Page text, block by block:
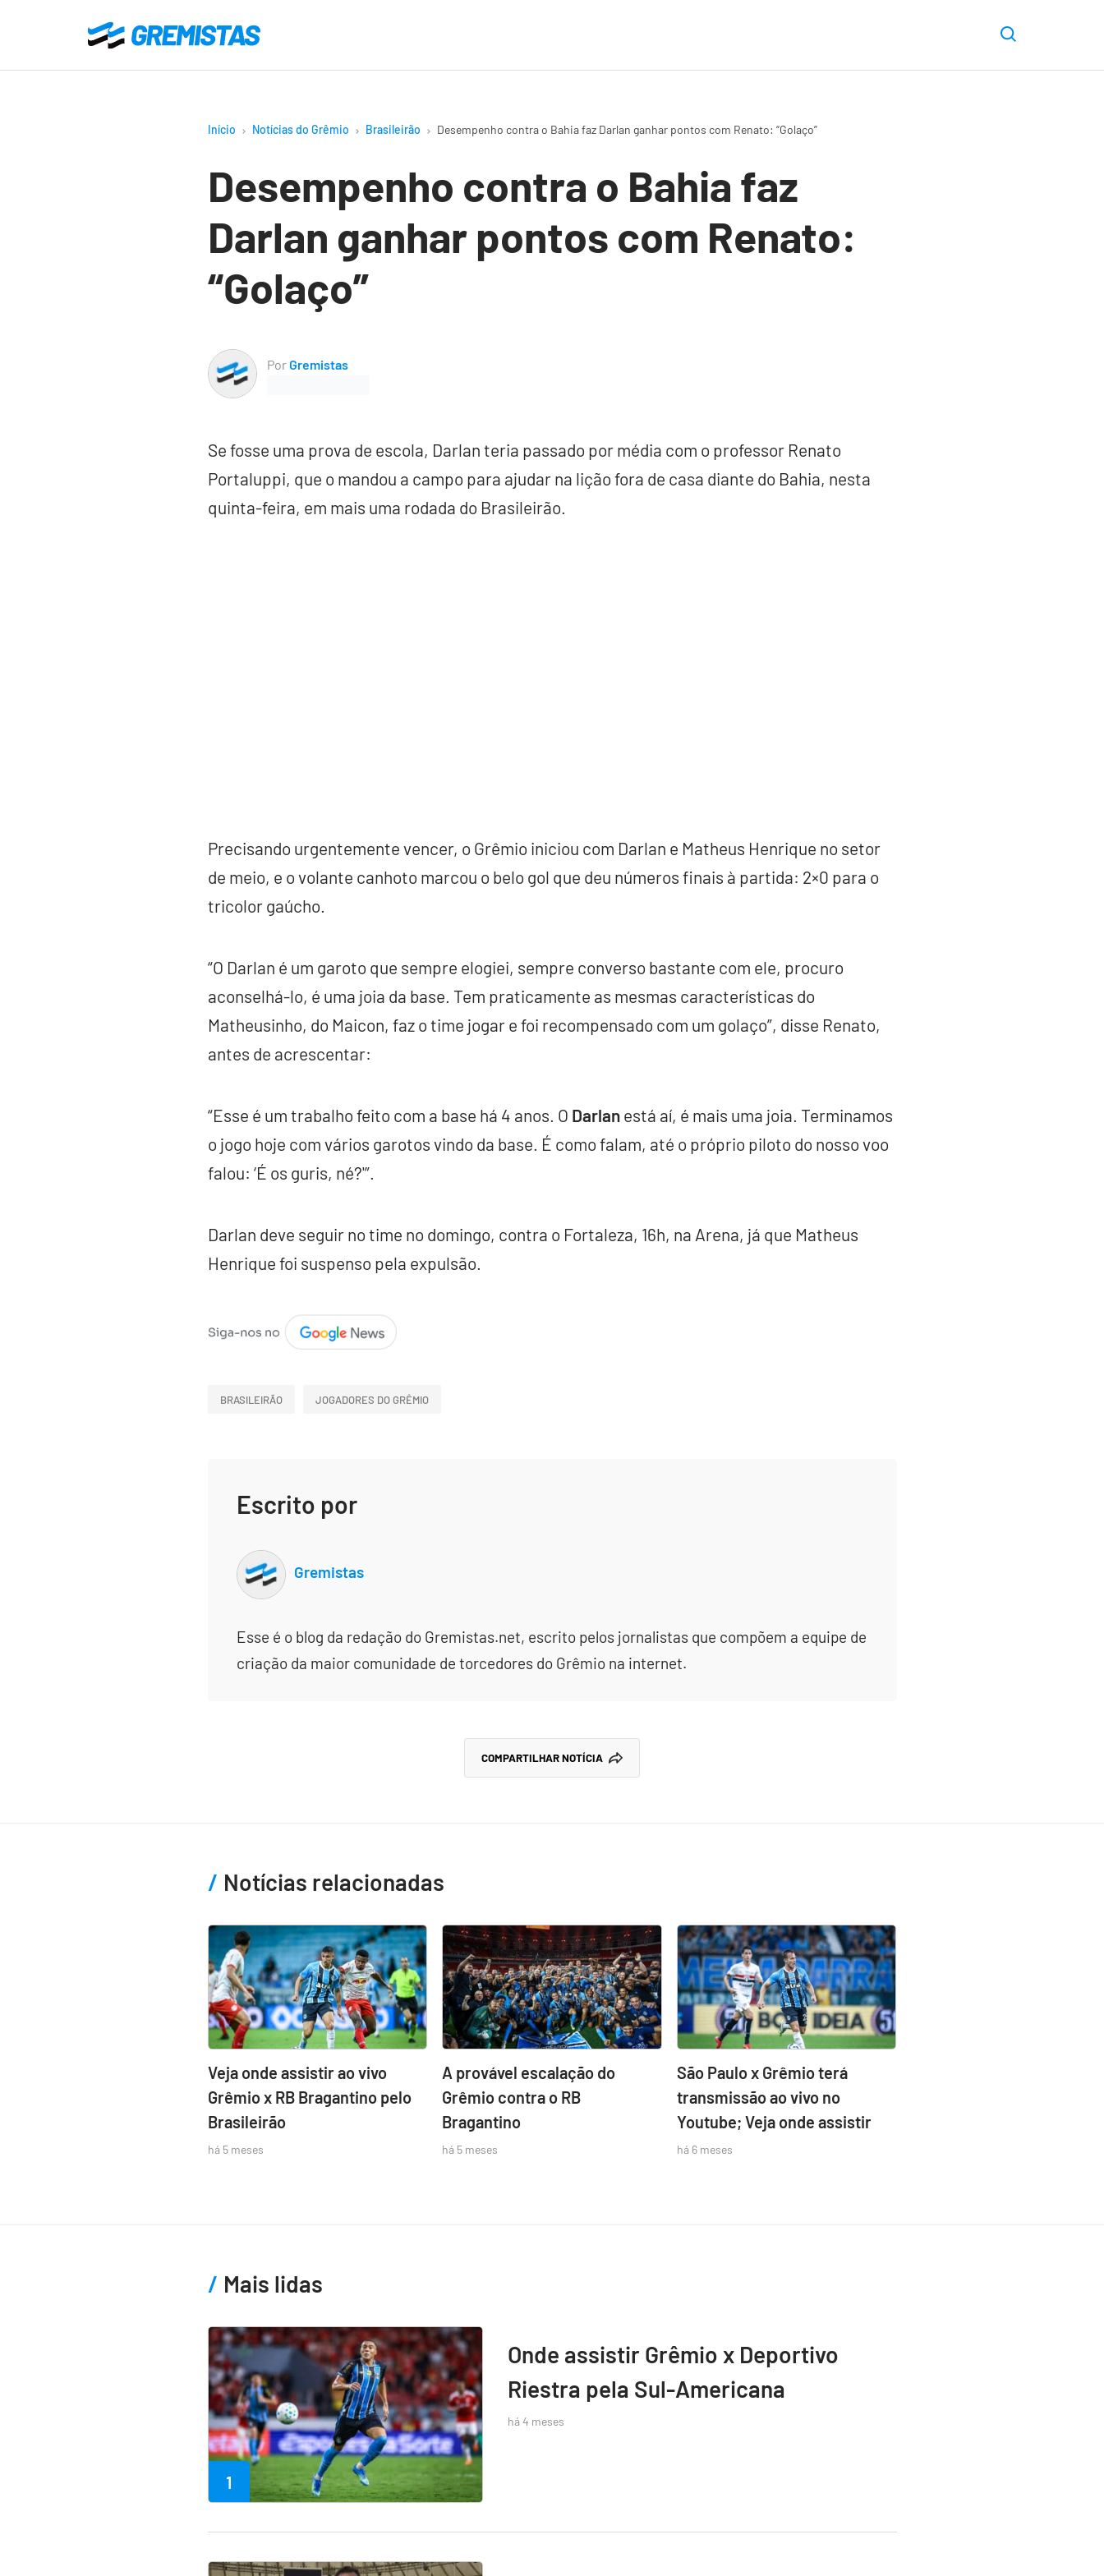
o
Gremistas
Início Notícias do Grêmio Brasileirão Desempenho contra o Bahia faz Darlan ganhar pontos com Renato: “Golaço”
Desempenho contra o Bahia faz
Darlan ganhar pontos com Renato:
“Golaço”
PorGremistas
Se fosse uma prova de escola, Darlan teria passado por média com o professor Renato
Portaluppi, que o mandou a campo para ajudar na lição fora de casa diante do Bahia, nesta
quinta-feira, em mais uma rodada do Brasileirão.
Precisando urgentemente vencer, o Grêmio iniciou com Darlan e Matheus Henrique no setor
de meio, e o volante canhoto marcou o belo gol que deu números finais à partida: 2×0 para o
tricolor gaúcho.
“O Darlan é um garoto que sempre elogiei, sempre converso bastante com ele, procuro
aconselhá-lo, é uma joia da base. Tem praticamente as mesmas características do
Matheusinho, do Maicon, faz o time jogar e foi recompensado com um golaço”, disse Renato,
antes de acrescentar:
“Esse é um trabalho feito com a base há 4 anos. O Darlanestá aí, é mais uma joia. Terminamos
o jogo hoje com vários garotos vindo da base. É como falam, até o próprio piloto do nosso voo
falou: ‘É os guris, né?'”.
Darlan deve seguir no time no domingo, contra o Fortaleza, 16h, na Arena, já que Matheus
Henrique foi suspenso pela expulsão.
BRASILEIRÃO JOGADORES DO GRÊMIO
Escrito por
Gremistas
Esse é o blog da redação do Gremistas.net, escrito pelos jornalistas que compõem a equipe de
criação da maior comunidade de torcedores do Grêmio na internet.
COMPARTILHAR NOTÍCIA
Notícias relacionadas
Veja onde assistir ao vivo
Grêmio x RB Bragantino pelo
Brasileirão
há 5 meses
A provável escalação do
Grêmio contra o RB
Bragantino
há 5 meses
São Paulo x Grêmio terá
transmissão ao vivo no
Youtube; Veja onde assistir
há 6 meses
Mais lidas
1
Onde assistir Grêmio x Deportivo
Riestra pela Sul-Americana
há 4 meses